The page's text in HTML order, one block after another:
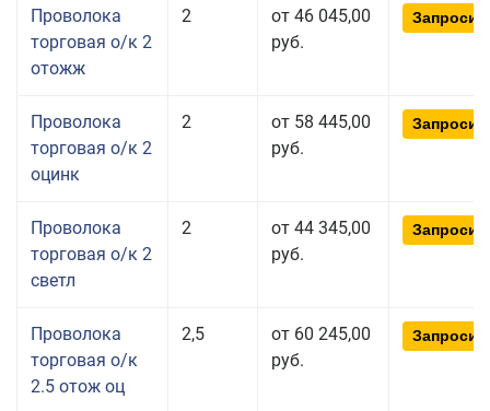
Проволока
торговая о/к 2
отожж
2
от 46 045,00
руб.
Проволока
торговая о/к 2
оцинк
2
от 58 445,00
руб.
Проволока
торговая о/к 2
светл
2
от 44 345,00
руб.
Проволока
торговая о/к
2.5 отож оц
2,5
от 60 245,00
руб.